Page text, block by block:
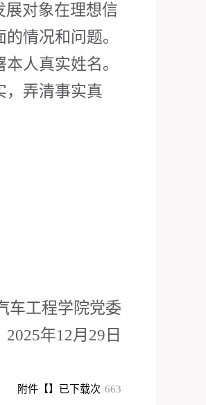
展对象在理想信
情况和问题。
人真实姓名。
，弄清事实真
车工程学院党委
2025年12月 29 日
附件【 】已下载 663
次